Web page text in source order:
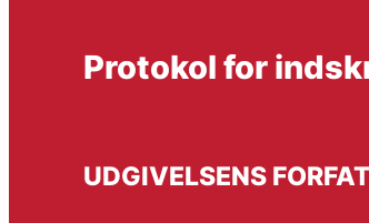
Protokol for
UDGIVELSENS